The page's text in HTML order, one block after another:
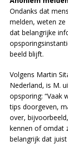
Ondanks dat
melden, weten
dat belangrijke
beeld blijft.
Volgens Martin
Nederland, is M.
opsporing: “Vaak
tips doorgeven,
over,
kennen of omdat
belangrijk dat